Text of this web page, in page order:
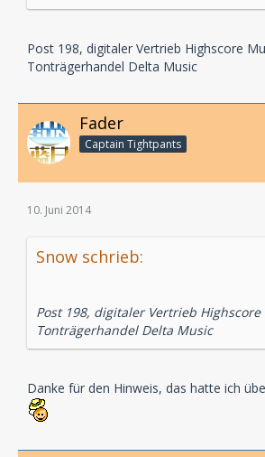
Post 198, digitaler Vertrieb Highscore
Tonträgerhandel Delta Music
Fader
Captain Tightpants
10. Juni 2014
Snow schrieb:
Post 198, digitaler Vertrieb
Tonträgerhandel Delta Music
Danke für den Hinweis, das hatte ich